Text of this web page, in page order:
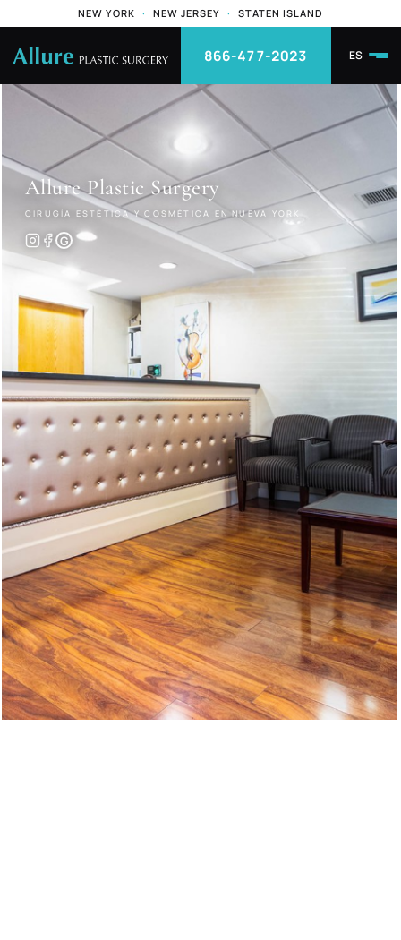
NEW YORK · NEW JERSEY · STATEN ISLAND
866-477-2023 ES
AllurePlastic Surgery
CIRUGÍA ESTÉTICA Y COSMÉTICA EN NUEVA YORK
G